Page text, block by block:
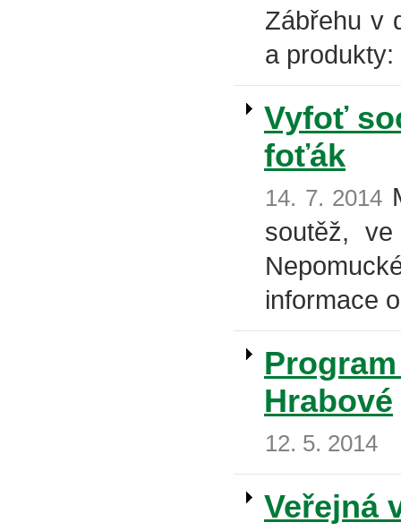
Zábřehu v
a produkty:
Vyfoť
foťák
14. 7. 2014
soutěž,
informace
Hrabové
12. 5. 2014
Veřejná